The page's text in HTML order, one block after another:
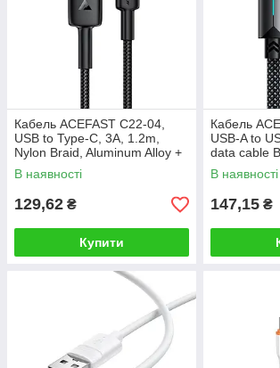
Кабель ACEFAST C22-04,
USB to Type-C, 3A, 1.2m,
Nylon Braid, Aluminum Alloy +
TPE connectors, Black
В наявності
129,62 ₴
Купити
Кабель
USB-A to
data cable
В наявності
147,15 ₴